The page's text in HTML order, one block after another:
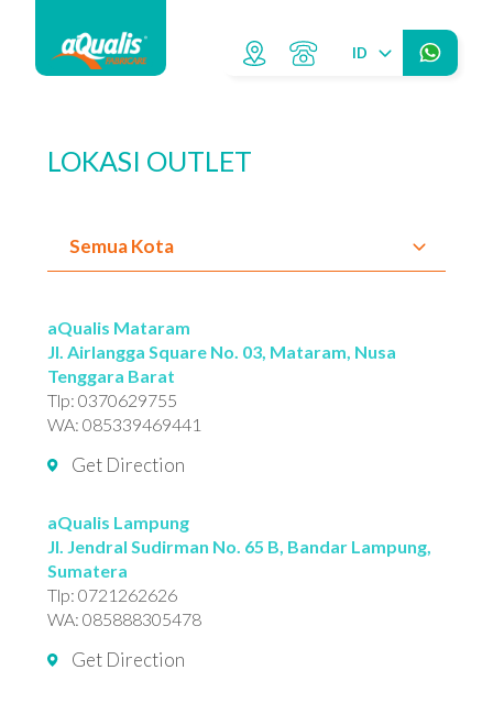
ID
LOKASI OUTLET
Semua Kota
aQualis Mataram
Jl. Airlangga Square No. 03, Mataram, Nusa
Tenggara Barat
Tlp:0370629755
WA:085339469441
Get Direction
aQualis Lampung
Jl. Jendral Sudirman No. 65 B, Bandar Lampung,
Sumatera
Tlp:0721262626
WA:085888305478
Get Direction